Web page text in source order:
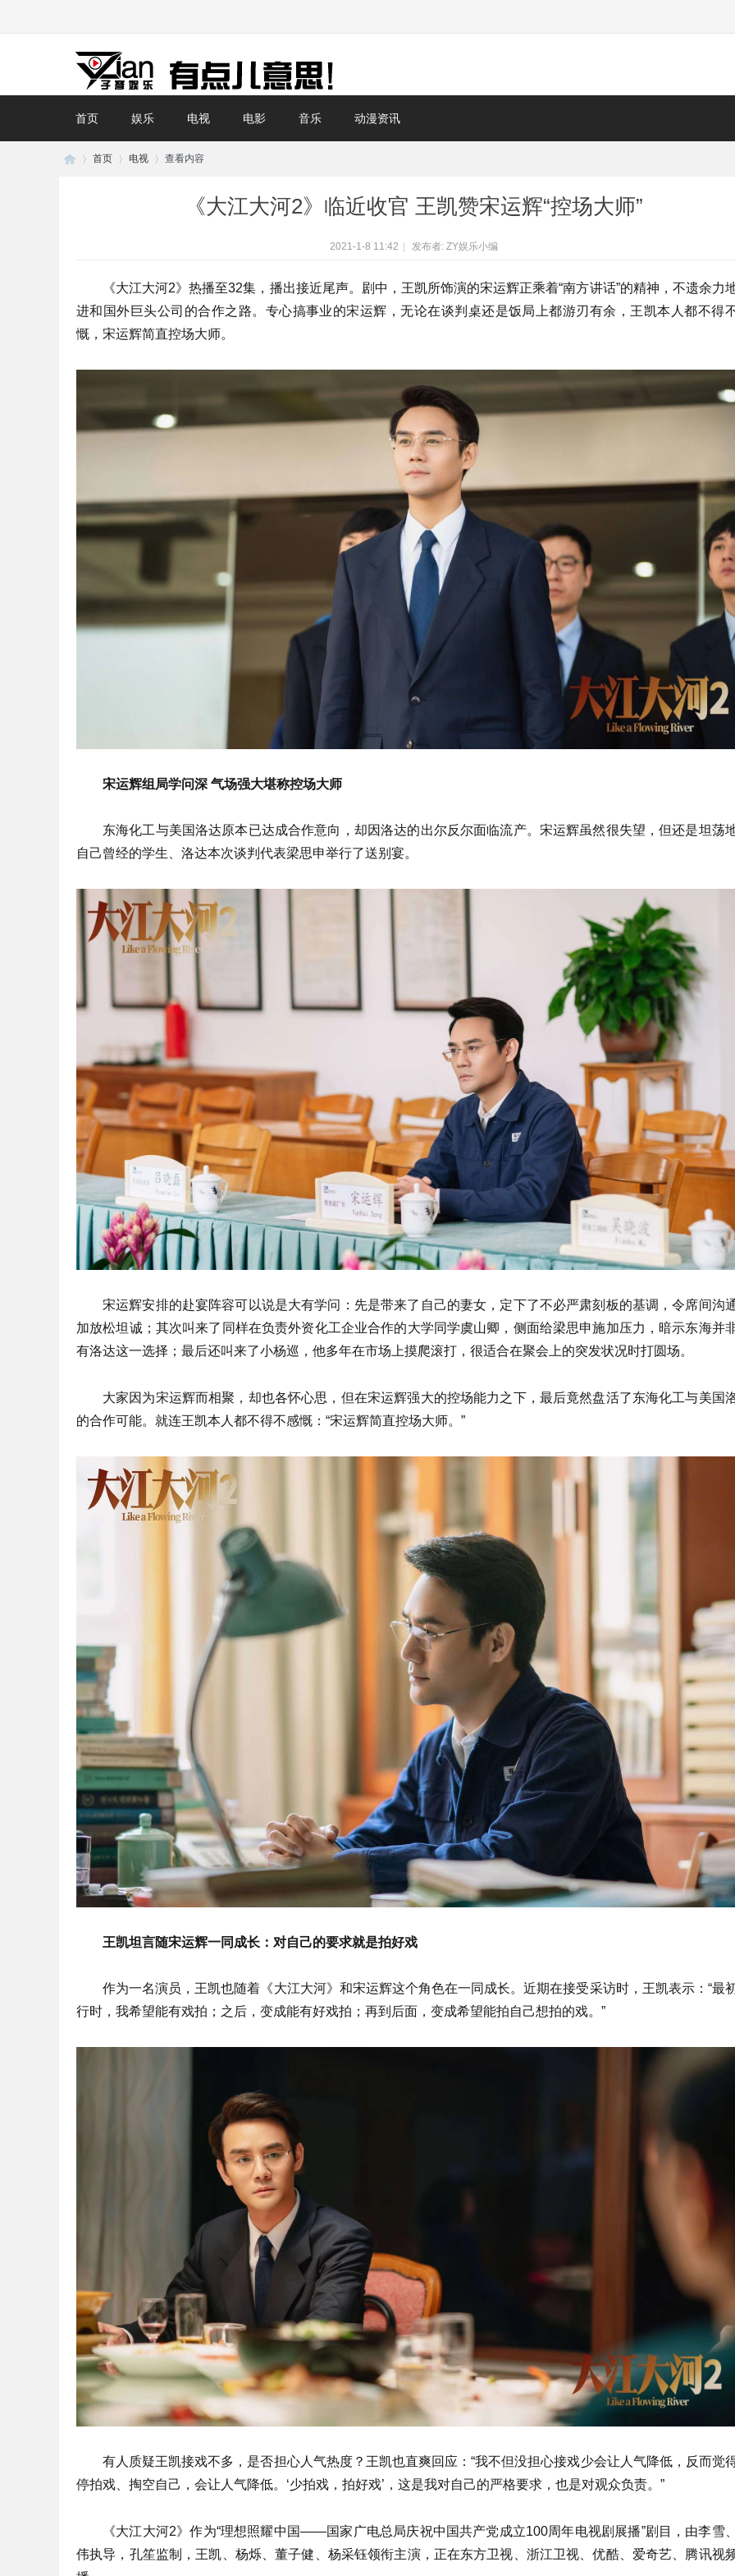
首页 娱乐 电视 电影 音乐 动漫资讯
首页 电视 查看内容
《大江大河2》临近收官 王凯赞宋运辉“控场大师”
2021-1-8 11:42 发布者: ZY娱乐小编
《大江大河2》热播至32集，播出接近尾声。剧中，王凯所饰演的宋运辉正乘着“南方讲话”的精神，不遗余力
进和国外巨头公司的合作之路。专心搞事业的宋运辉，无论在谈判桌还是饭局上都游刃有余，王凯本人都不得
慨，宋运辉简直控场大师。
宋运辉组局学问深 气场强大堪称控场大师
东海化工与美国洛达原本已达成合作意向，却因洛达的出尔反尔面临流产。宋运辉虽然很失望，但还是坦荡
自己曾经的学生、洛达本次谈判代表梁思申举行了送别宴。
宋运辉安排的赴宴阵容可以说是大有学问：先是带来了自己的妻女，定下了不必严肃刻板的基调，令席间沟
加放松坦诚；其次叫来了同样在负责外资化工企业合作的大学同学虞山卿，侧面给梁思申施加压力，暗示东海并
有洛达这一选择；最后还叫来了小杨巡，他多年在市场上摸爬滚打，很适合在聚会上的突发状况时打圆场。
大家因为宋运辉而相聚，却也各怀心思，但在宋运辉强大的控场能力之下，最后竟然盘活了东海化工与美国
的合作可能。就连王凯本人都不得不感慨：“宋运辉简直控场大师。”
王凯坦言随宋运辉一同成长：对自己的要求就是拍好戏
作为一名演员，王凯也随着《大江大河》和宋运辉这个角色在一同成长。近期在接受采访时，王凯表示：“最
行时，我希望能有戏拍；之后，变成能有好戏拍；再到后面，变成希望能拍自己想拍的戏。”
有人质疑王凯接戏不多，是否担心人气热度？王凯也直爽回应：“我不但没担心接戏少会让人气降低，反而觉
停拍戏、掏空自己，会让人气降低。‘少拍戏，拍好戏’，这是我对自己的严格要求，也是对观众负责。”
《大江大河2》作为“理想照耀中国——国家广电总局庆祝中国共产党成立100周年电视剧展播”剧目，由李雪
伟执导，孔笙监制，王凯、杨烁、董子健、杨采钰领衔主演，正在东方卫视、浙江卫视、优酷、爱奇艺、腾讯视